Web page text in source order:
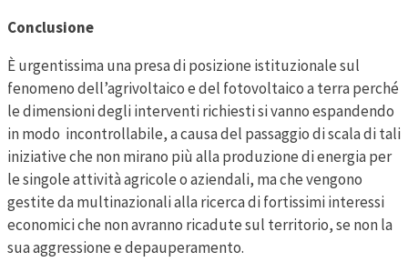
Conclusione
È urgentissima una presa di posizione istituzionale sul
fenomeno dell’agrivoltaico e del fotovoltaico a terra perché
le dimensioni degli interventi richiesti si vanno espandendo
in modo incontrollabile, a causa del passaggio di scala di tali
iniziative che non mirano più alla produzione di energia per
le singole attività agricole o aziendali, ma che vengono
gestite da multinazionali alla ricerca di fortissimi interessi
economici che non avranno ricadute sul territorio, se non la
sua aggressione e depauperamento.